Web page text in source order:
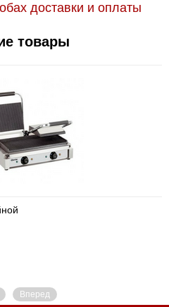
доставки и оплаты
товары
Вперед